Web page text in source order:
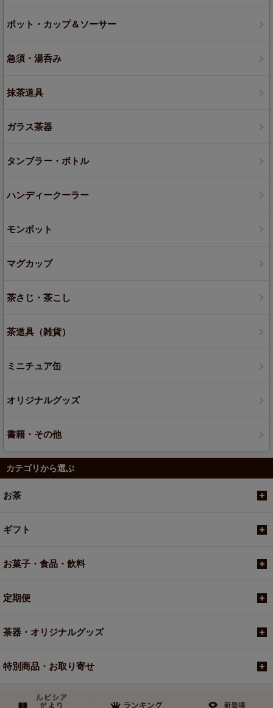
ポット・カップ＆ソーサー
急須・湯呑み
抹茶道具
ガラス茶器
タンブラー・ボトル
ハンディークーラー
モンポット
マグカップ
茶さじ・茶こし
茶道具（雑貨）
ミニチュア缶
オリジナルグッズ
書籍・その他
カテゴリから選ぶ
お茶
ギフト
お菓子・食品・飲料
定期便
茶器・オリジナルグッズ
特別商品・お取り寄せ